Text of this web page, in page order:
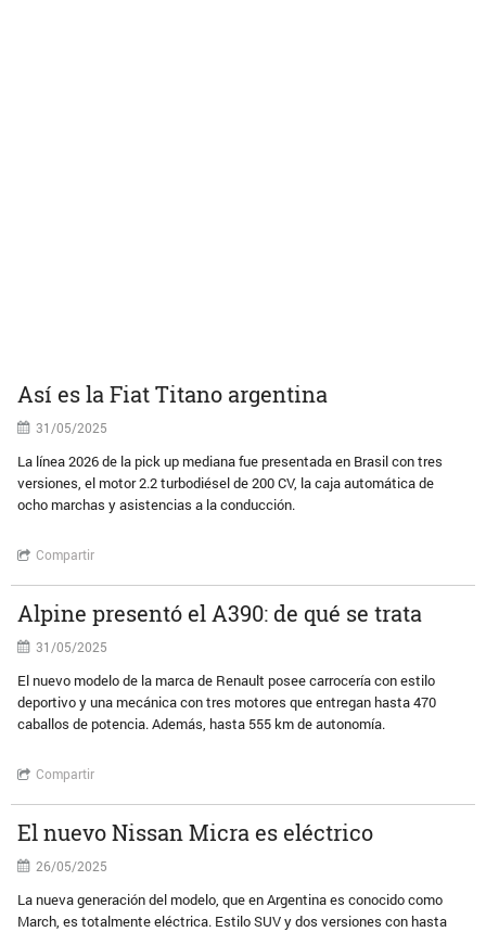
Así es la Fiat Titano argentina
31/05/2025
La línea 2026 de la pick up mediana fue presentada en Brasil con tres
versiones, el motor 2.2 turbodiésel de 200 CV, la caja automática de
ocho marchas y asistencias a la conducción.
Compartir
Alpine presentó el A390: de qué se trata
31/05/2025
El nuevo modelo de la marca de Renault posee carrocería con estilo
deportivo y una mecánica con tres motores que entregan hasta 470
caballos de potencia. Además, hasta 555 km de autonomía.
Compartir
El nuevo Nissan Micra es eléctrico
26/05/2025
La nueva generación del modelo, que en Argentina es conocido como
March, es totalmente eléctrica. Estilo SUV y dos versiones con hasta